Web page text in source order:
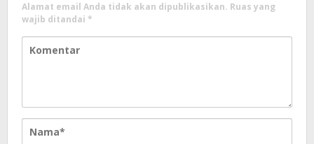
Alamat email Anda tidak akan dipublikasikan. Ruas yang
wajib ditandai *